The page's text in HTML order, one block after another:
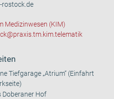
rostock.de
Medizinwesen (KIM)
Tiefgarage „Atrium“ (Einfahrt
Doberaner Hof